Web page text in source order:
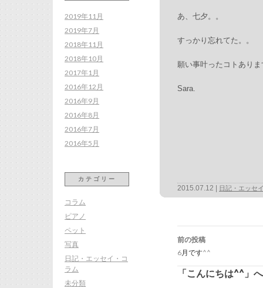
あ、七夕。。
すっかり忘れてた。。
願い事叶ったコトありま
Sara.
2015.07.12 日記・エッセ
投
稿
ナ
ビ
ゲ
シ
ョ
前の投稿
6月です^^
「こんにちは^^」
2019年11月
2019年7月
2018年11月
2018年10月
2017年1月
2016年12月
2016年9月
2016年8月
2016年7月
2016年5月
カテゴリー
コラム
ピアノ
ペット
写真
日記・エッセイ・コ
ラム
未分類